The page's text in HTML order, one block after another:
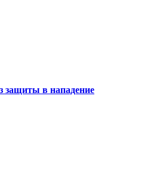
защиты в нападение